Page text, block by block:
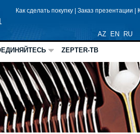
AZ EN RU
Как сделать покупку Заказ презентации
ZEPTER-ТВ